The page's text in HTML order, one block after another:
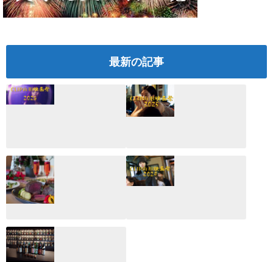
最新の記事
CLIP山形映画祭
2026：映画館派の
編集長が読む2025
年の映画ざっくり
総監
CLIP山形映画祭
2025：ほぼこれく
らいしか更新して
いない変なブログ
月のホテル☆4日
間限定！クリスマ
スディナーブッフ
ェ開催☆